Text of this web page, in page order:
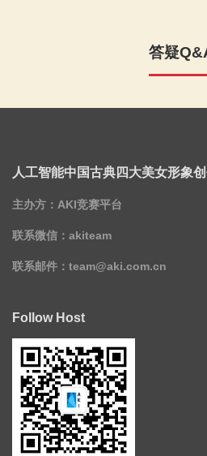
答疑
人工智能中国古典四大美女形象
主办方：AKI竞赛平台
联系微信：akiteam
联系邮件： team@aki.com.cn
Follow Host